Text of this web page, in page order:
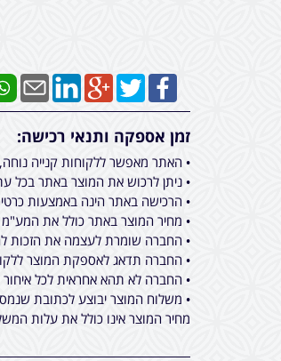
זמן אספקה ותנאי רכישה:
• האתר מאפשר ללקוחות קנייה
• ניתן לרכוש את המוצר באתר בכל
• הרכישה באתר הינה באמצעות
• מחיר המוצר באתר כולל את המע"מ
• החברה שומרת לעצמה את הזכות
• החברה תדאג לאספקת המוצר ללקוח לכתובת שהוקלדה על
• החברה לא תהא אחראית לכל איחור
• משלוח המוצר יבוצע לכתובת
מחיר המוצר אינו כולל את עלות